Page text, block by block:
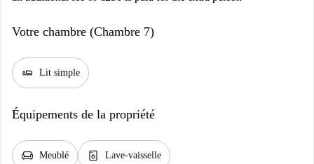
Votre chambre (Chambre 7)
airline_seat_flat Lit simple
Équipements de la propriété
chair Meublé dishwasher_gen Lave-vaisselle